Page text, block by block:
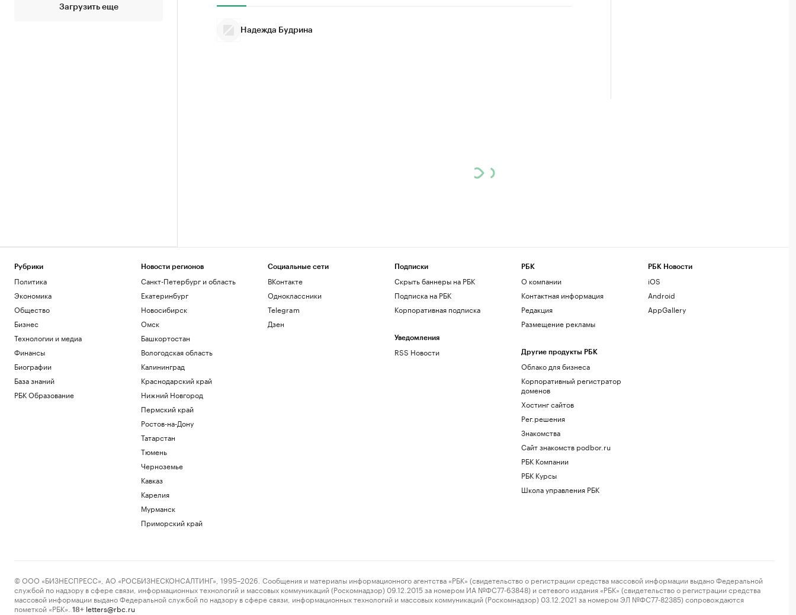
Загрузить еще
Надежда Будрина
Рубрики
Политика
Экономика
Общество
Бизнес
Технологии и медиа
Финансы
Биографии
База знаний
РБК Образование
Новости регионов
Санкт-Петербург и область
Екатеринбург
Новосибирск
Омск
Башкортостан
Вологодская область
Калининград
Краснодарский край
Нижний Новгород
Пермский край
Ростов-на-Дону
Татарстан
Тюмень
Черноземье
Кавказ
Карелия
Мурманск
Приморский край
Социальные сети
ВКонтакте
Одноклассники
Telegram
Дзен
Подписки
Скрыть баннеры на РБК
Подписка на РБК
Корпоративная подписка
Уведомления
RSS Новости
РБК
О компании
Контактная информация
Редакция
Размещение рекламы
Другие продукты РБК
Облако для бизнеса
Корпоративный регистратор
доменов
Хостинг сайтов
Рег.решения
Знакомства
Сайт знакомств podbor.ru
РБК Компании
РБК Курсы
Школа управления РБК
РБК Новости
iOS
Android
AppGallery
© ООО «БИЗНЕСПРЕСС», АО «РОСБИЗНЕСКОНСАЛТИНГ», 1995–2026. Сообщения и материалы информационного агентства «РБК» (свидетельство о регистрации средства массовой информации выдано Федеральной
службой по надзору в сфере связи, информационных технологий и массовых коммуникаций (Роскомнадзор) 09.12.2015 за номером ИА №ФС77-63848) и сетевого издания «РБК» (свидетельство о регистрации средства
массовой информации выдано Федеральной службой по надзору в сфере связи, информационных технологий и массовых коммуникаций (Роскомнадзор) 03.12.2021 за номером ЭЛ №ФС77-82385) сопровождаются
пометкой «РБК».
18+ letters@rbc.ru